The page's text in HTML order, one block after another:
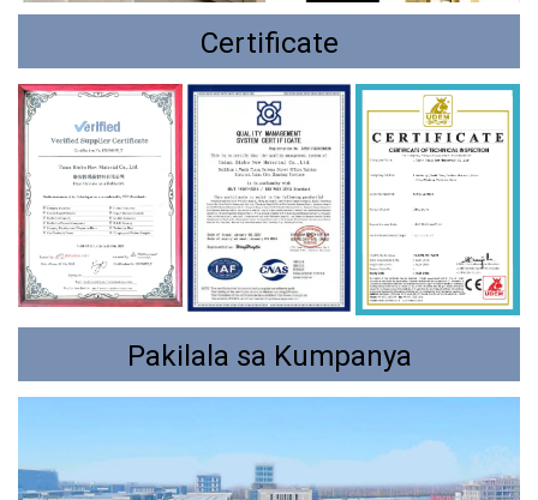
Certificate
Pakilala sa Kumpanya